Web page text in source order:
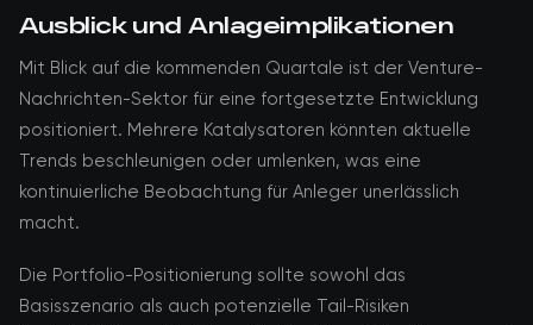
Ausblick und Anlageimplikationen
Mit Blick auf die kommenden Quartale ist der Venture-
Nachrichten-Sektor für eine fortgesetzte Entwicklung
positioniert. Mehrere Katalysatoren könnten aktuelle
Trends beschleunigen oder umlenken, was eine
kontinuierliche Beobachtung für Anleger unerlässlich
macht.
Die Portfolio-Positionierung sollte sowohl das
Basisszenario als auch potenzielle Tail-Risiken